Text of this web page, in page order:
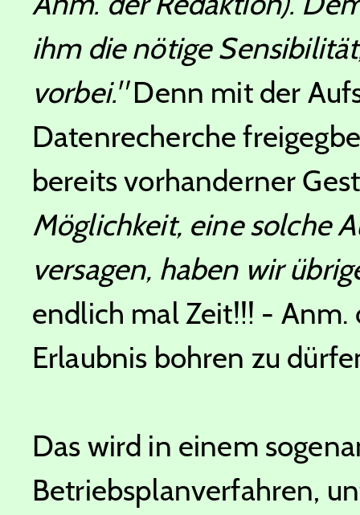
ihm die nötige
vorbei."Denn mit der
Datenrecherche
bereits vorhanderner
Möglichkeit, eine solche
versagen, haben wir
endlich mal Zeit!!! - Anm.
Erlaubnis bohren zu
Das wird in einem
Betriebsplanverfahren,